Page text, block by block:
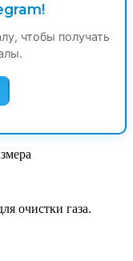
чтобы получать
очистки газа.